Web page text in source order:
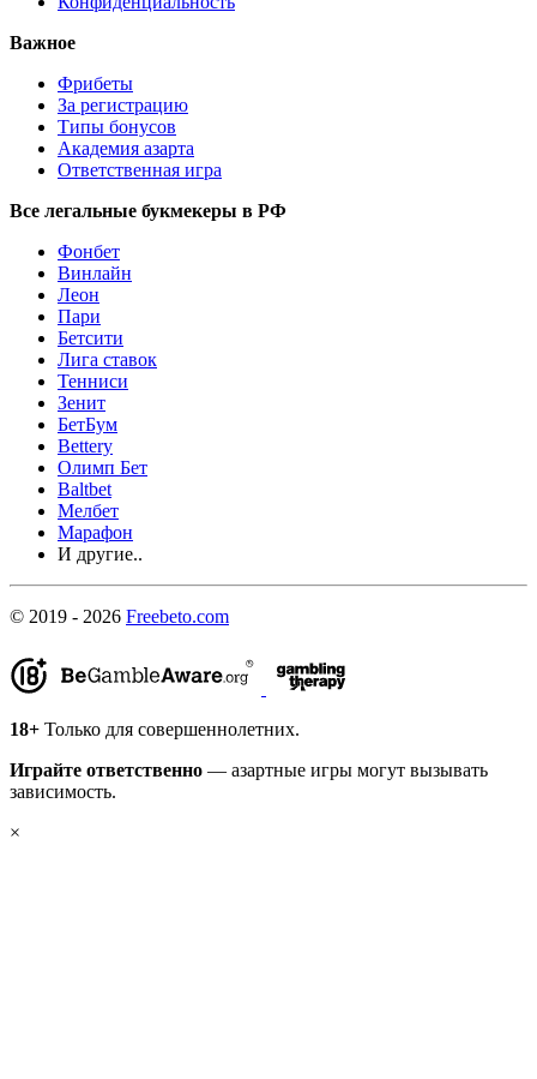
Важное
Фрибеты
За регистрацию
Типы бонусов
Академия азарта
Ответственная игра
Все легальные букмекеры в РФ
Фонбет
Винлайн
Леон
Пари
Бетсити
Лига ставок
Тенниси
Зенит
БетБум
Bettery
Олимп Бет
Baltbet
Мелбет
Марафон
И другие..
© 2019 - 2026 Freebeto.com
18+ Только для совершеннолетних.
Играйте ответственно — азартные игры могут вызывать
зависимость.
×